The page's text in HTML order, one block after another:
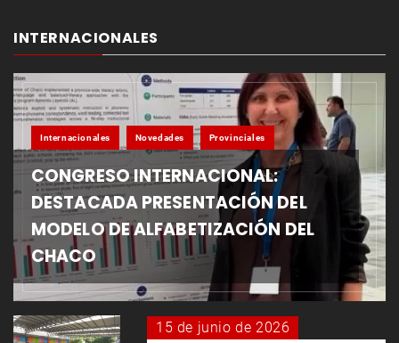
INTERNACIONALES
Internacionales Novedades Provinciales
CONGRESO INTERNACIONAL:
DESTACADA PRESENTACIÓN DEL
MODELO DE ALFABETIZACIÓN DEL
CHACO
15 de junio de 2026